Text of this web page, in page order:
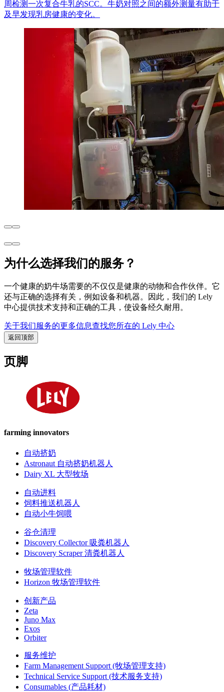
周检测一次复合牛乳的SCC。牛奶对照之间的额外测量有助于
及早发现乳房健康的变化。
为什么选择我们的服务？
一个健康的奶牛场需要的不仅仅是健康的动物和合作伙伴。它
还与正确的选择有关，例如设备和机器。因此，我们的 Lely
中心提供技术支持和正确的工具，使设备经久耐用。
关于我们服务的更多信息查找您所在的 Lely 中心
返回顶部
页脚
farming innovators
自动挤奶
Astronaut 自动挤奶机器人
Dairy XL 大型牧场
自动进料
饲料推送机器人
自动小牛饲喂
谷仓清理
Discovery Collector 吸粪机器人
Discovery Scraper 清粪机器人
牧场管理软件
Horizon 牧场管理软件
创新产品
Zeta
Juno Max
Exos
Orbiter
服务维护
Farm Management Support (牧场管理支持)
Technical Service Support (技术服务支持)
Consumables (产品耗材)